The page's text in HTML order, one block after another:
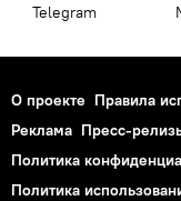
Telegram
О проекте Правила
Реклама Пресс-
Политика
Политика